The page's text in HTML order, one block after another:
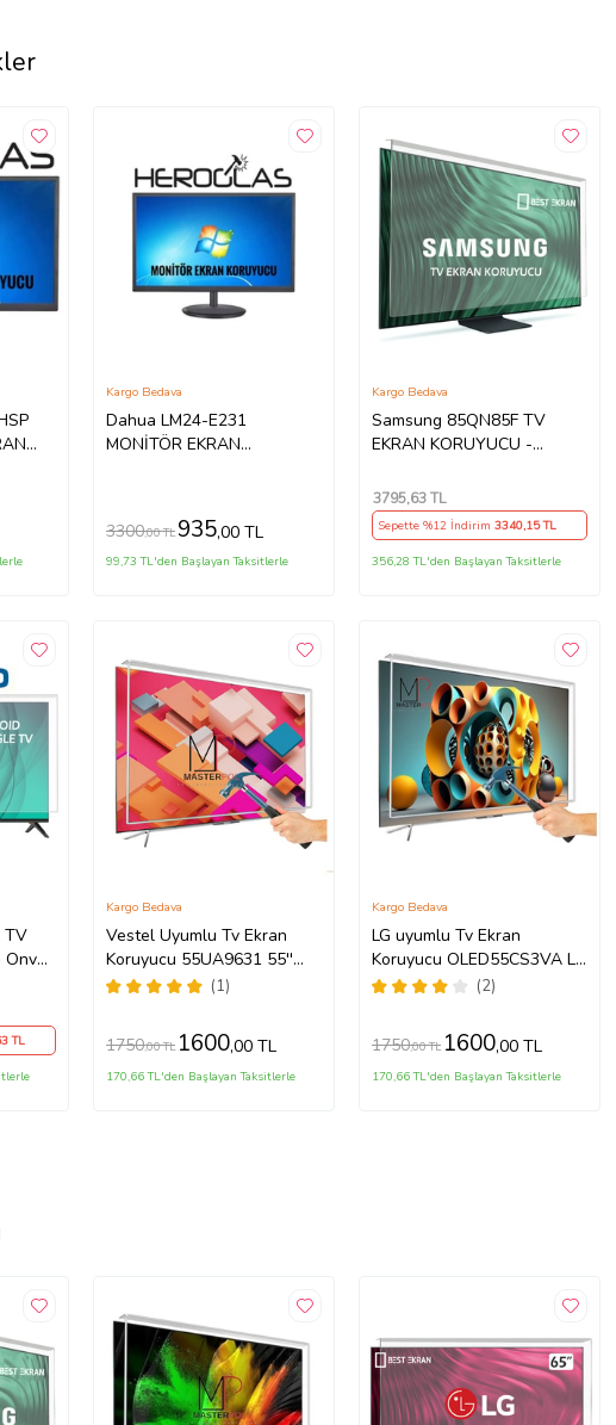
Dahua LM24-E231
MONİTÖR EKRAN
Kargo Bedava
3300,00 TL 935,00 TL
99,73 TL'den Başlayan Taksitlerle
Samsung 85QN85F TV
EKRAN KORUYUCU -
Ekran Tv ekran Koruyucu
QE85QN85FAUXTK
Kargo Bedava
3795,63 TL
Sepette %12 İndirim3340,15 TL
356,28 TL'den Başlayan Taksitlerle
TV
Onvo
TL
Vestel Uyumlu Tv Ekran
Koruyucu 55UA9631 55''
139 Ekran 4K Smart Android
(1)
Kargo Bedava
1750,00 TL 1600,00 TL
170,66 TL'den Başlayan Taksitlerle
LG uyumlu Tv Ekran
Koruyucu OLED55CS3VA LG
OLED evo 55 inç inc CS3
(2)
Kargo Bedava
1750,00 TL 1600,00 TL
170,66 TL'den Başlayan Taksitlerle